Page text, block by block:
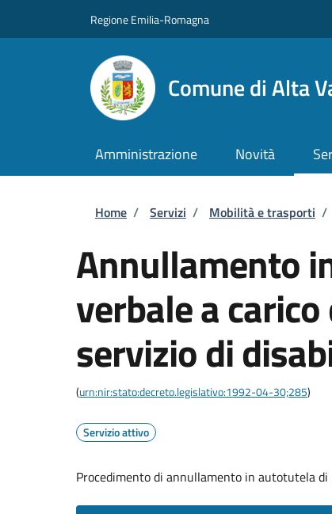
Regione Emilia-Romagna
Comune di Alta
Amministrazione Novità
Briciole di pane
Home / Servizi / Mobilità e trasporti /
Annullamento
verbale a
servizio di
(urn:nir:stato:decreto.legislativo:1992-04-30;285)
Servizio attivo
Procedimento di annullamento in autotutela